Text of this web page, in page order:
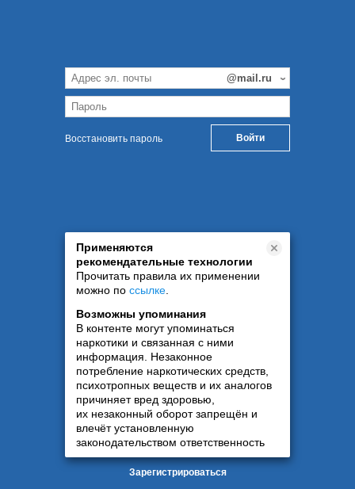
Восстановить пароль
Применяются
рекомендательные технологии
Прочитать правила их применении
можно по ссылке
Возможны упоминания
В контенте могут упоминаться
наркотики и связанная с ними
информация. Незаконное
потребление наркотических средств,
психотропных веществ и их аналогов
причиняет вред здоровью,
их незаконный оборот запрещён и
влечёт установленную
законодательством ответственность
Зарегистрироваться